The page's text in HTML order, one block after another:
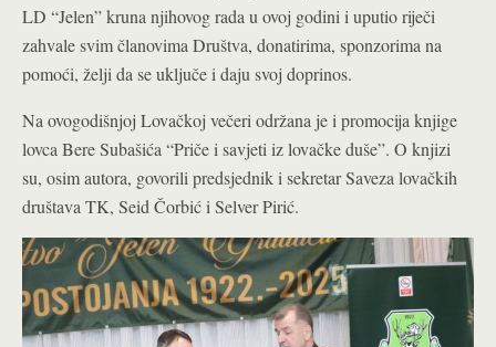
LD “Jelen” kruna njihovog rada u ovoj godini i uputio riječi
zahvale svim članovima Društva, donatirima, sponzorima na
pomoći, želji da se uključe i daju svoj doprinos.
Na ovogodišnjoj Lovačkoj večeri održana je i promocija knjige
lovca Bere Subašića “Priče i savjeti iz lovačke duše”. O knjizi
su, osim autora, govorili predsjednik i sekretar Saveza lovačkih
društava TK, Seid Čorbić i Selver Pirić.